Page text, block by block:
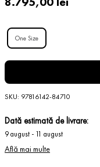
One Size
SKU: 97816142-84710
Dată estimată de livrare:
9 august - 11 august
Află mai multe